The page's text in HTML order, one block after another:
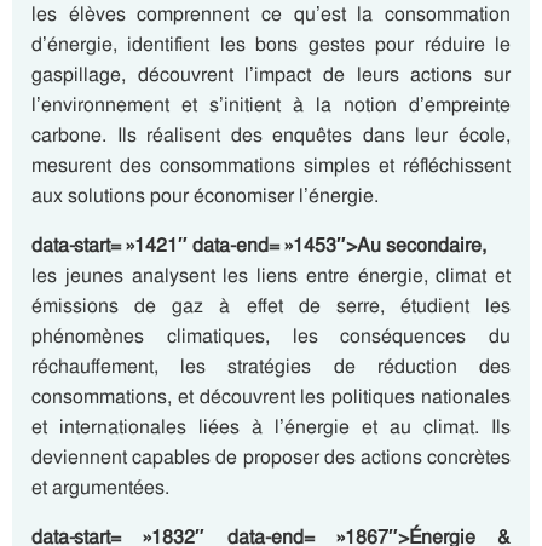
les élèves comprennent ce qu’est la consommation
d’énergie, identifient les bons gestes pour réduire le
gaspillage, découvrent l’impact de leurs actions sur
l’environnement et s’initient à la notion d’empreinte
carbone. Ils réalisent des enquêtes dans leur école,
mesurent des consommations simples et réfléchissent
aux solutions pour économiser l’énergie.
data-start= »1421″ data-end= »1453″>Au secondaire,
les jeunes analysent les liens entre énergie, climat et
émissions de gaz à effet de serre, étudient les
phénomènes climatiques, les conséquences du
réchauffement, les stratégies de réduction des
consommations, et découvrent les politiques nationales
et internationales liées à l’énergie et au climat. Ils
deviennent capables de proposer des actions concrètes
et argumentées.
data-start= »1832″ data-end= »1867″>Énergie &